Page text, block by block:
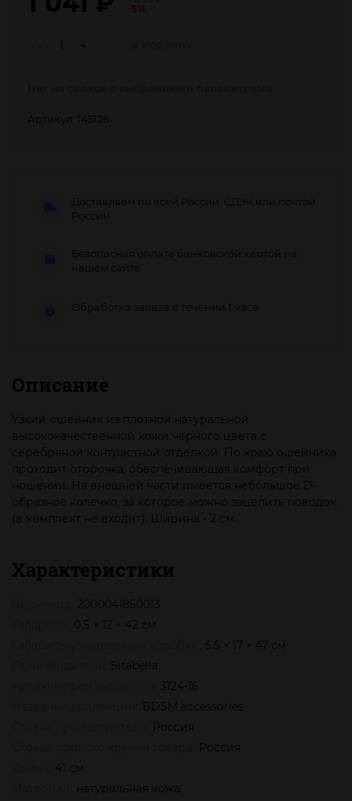
Артикул: 145126
Доставляем по всей России: СДЭК или почтой
Безопасная оплата банковской картой на
нашем сайте.
Обработка заказа в течении 1 часа
Описание
Узкий ошейник из плотной натуральной
высококачественной кожи черного цвета с
серебряной контрастной отделкой. По краю ошейника
проходит оторочка, обеспечивающая комфорт при
ношении. На внешней части имеется небольшое D-
образное колечко, за которое можно зацепить поводок
(в комплект не входит). Ширина - 2 см.
Характеристики
2000041850013
0.5 × 12 × 42 см
5.5 × 17 × 47 см
Sitabella
3124-16
BDSM accessories
Россия
Россия
41 см
натуральная кожа